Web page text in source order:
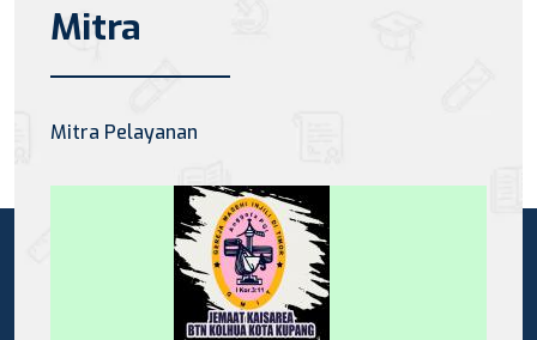
Mitra
Mitra Pelayanan